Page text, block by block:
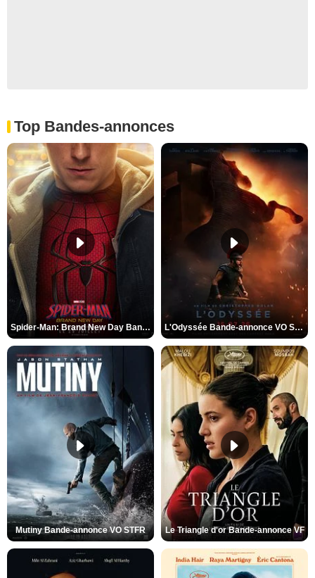
Top Bandes-annonces
Spider-Man: Brand New Day Bande-annonce VO STFR L'Odyssée Bande-annonce VO STFR
Mutiny Bande-annonce VO STFR Le Triangle d'or Bande-annonce VF